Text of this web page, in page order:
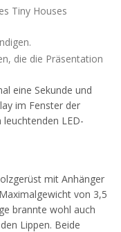
Tiny Houses
die die Präsentation
eine Sekunde und
im Fenster der
LED-
mit Anhänger
von 3,5
brannte wohl auch
Lippen. Beide